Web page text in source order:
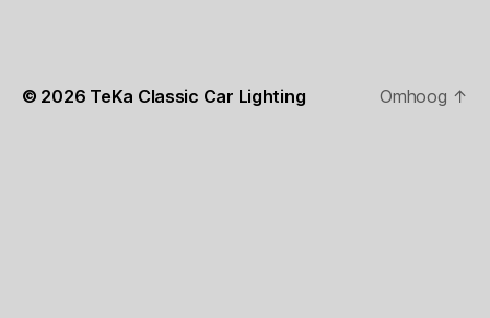
© 2026 TeKa Classic Car Lighting Omhoog ↑